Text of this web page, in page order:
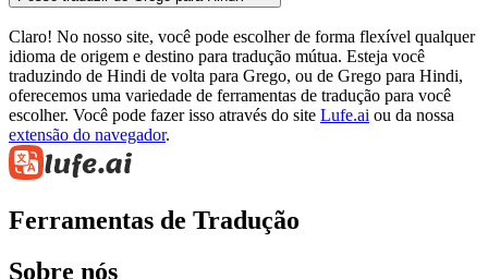
Claro! No nosso site, você pode escolher de forma flexível qualquer
idioma de origem e destino para tradução mútua. Esteja você
traduzindo de Hindi de volta para Grego, ou de Grego para Hindi,
oferecemos uma variedade de ferramentas de tradução para você
escolher. Você pode fazer isso através do site Lufe.ai ou da nossa
extensão do navegador.
Ferramentas de Tradução
Sobre nós